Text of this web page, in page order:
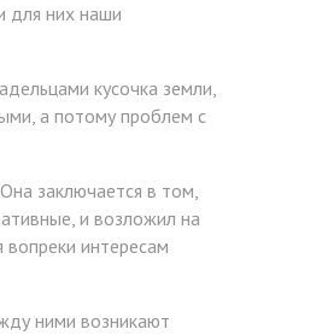
для них наши
кусочка земли,
а потому проблем с
заключается в том,
и возложил на
интересам
ними возникают